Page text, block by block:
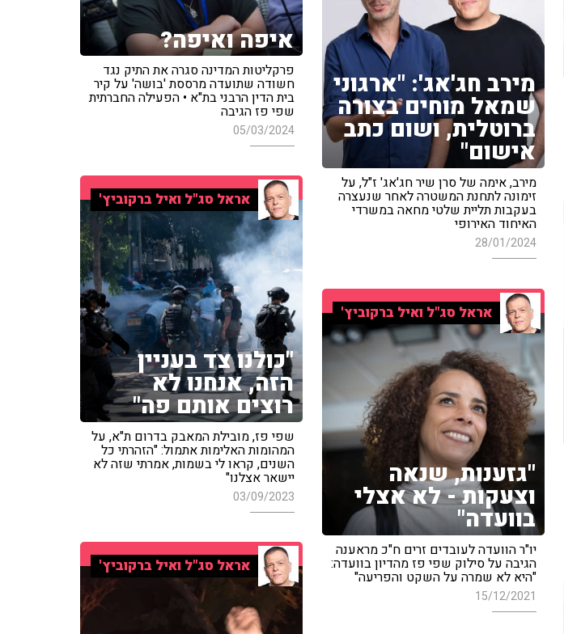
איפה ואיפה?
פרקליטות המדינה סגרה את התיק נגד
חשודה שתועדה מרססת 'בושה' על קיר
בית הדין הרבני בת"א • הפעילה החברתית
שפי פז הגיבה
05/03/2024
מירב חג'אג': "ארגוני
שמאל מוחים בצורה
ברוטלית, ושום כתב
אישום"
מירב, אימה של סרן שיר חג'אג' ז"ל, על
זימונה לתחנת המשטרה לאחר שנעצרה
בעקבות תליית שלטי מחאה במשרדי
האיחוד האירופי
28/01/2024
אראל סג"ל ואיל ברקוביץ'
"כולנו צד בעניין
הזה, אנחנו לא
רוצים אותם פה"
שפי פז, מובילת המאבק בדרום ת"א, על
המהומות האלימות אתמול: "הזהרתי כל
השנים, קראו לי בשמות, אמרתי שזה לא
יישאר אצלנו"
03/09/2023
אראל סג"ל ואיל ברקוביץ'
"גזענות, שנאה
וצעקות - לא אצלי
בוועדה"
יו"ר הוועדה לעובדים זרים ח"כ מראענה
הגיבה על סילוק שפי פז מהדיון בוועדה:
"היא לא שמרה על השקט והפריעה"
15/12/2021
אראל סג"ל ואיל ברקוביץ'